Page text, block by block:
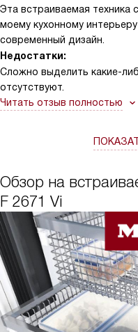
Эта встраиваемая техника
моему кухонному
современный дизайн.
Недостатки:
Сложно выделить какие-
отсутствуют.
Читать отзыв полностью
Обзор на
F 2671 Vi